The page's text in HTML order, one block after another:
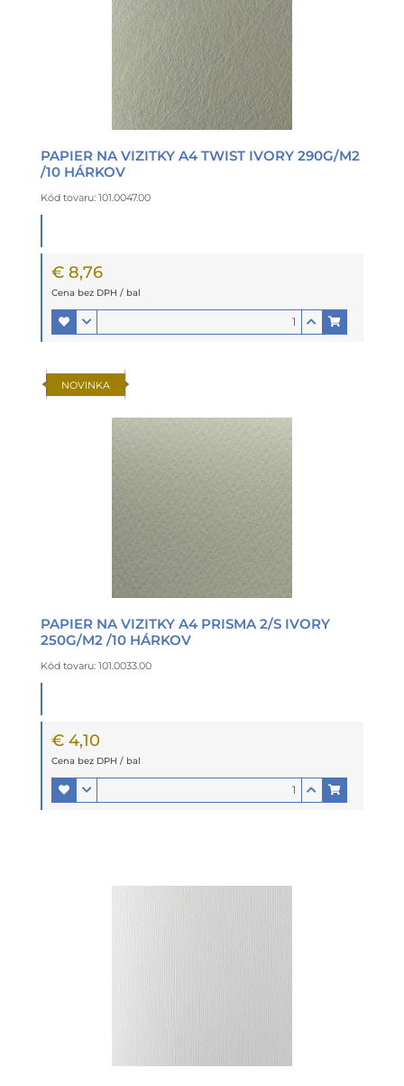
PAPIER NA VIZITKY A4 TWIST IVORY 290G/M2
/10 HÁRKOV
Kód tovaru: 101.0047.00
€ 8,76
Cena bez DPH / bal
NOVINKA
PAPIER NA VIZITKY A4 PRISMA 2/S IVORY
250G/M2 /10 HÁRKOV
Kód tovaru: 101.0033.00
€ 4,10
Cena bez DPH / bal